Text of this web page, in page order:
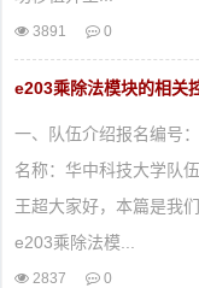
3891 0
e203乘除法模块的相关
一、队伍介绍报名编号
名称：华中科技大学队
王超大家好，本篇是我
e203乘除法模...
2837 0